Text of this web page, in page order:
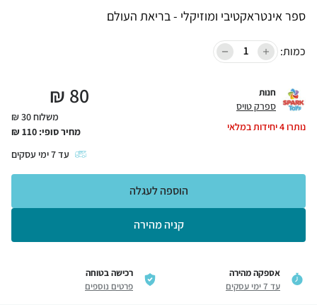
ספר אינטראקטיבי ומוזיקלי - בריאת העולם
כמות:
חנות
ספרק טויס
נותרו4יחידות במלאי
80
₪
משלוח 30 ₪
מחיר סופי: 110
₪
עד7ימי עסקים
קניה מהירה
הוספה לעגלה
אספקה מהירה
עד 7 ימי עסקים
רכישה בטוחה
פרטים נוספים